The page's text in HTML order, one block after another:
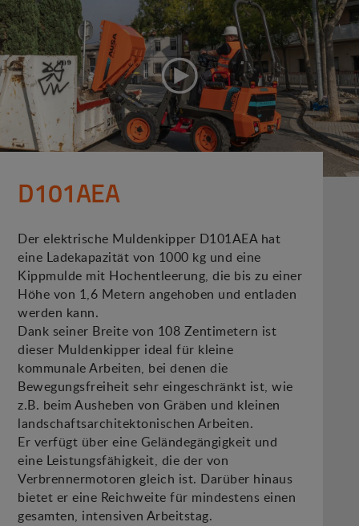
D101AEA
Der elektrische Muldenkipper D101AEA hat
eine Ladekapazität von 1000 kg und eine
Kippmulde mit Hochentleerung, die bis zu einer
Höhe von 1,6 Metern angehoben und entladen
werden kann.
Dank seiner Breite von 108 Zentimetern ist
dieser Muldenkipper ideal für kleine
kommunale Arbeiten, bei denen die
Bewegungsfreiheit sehr eingeschränkt ist, wie
z.B. beim Ausheben von Gräben und kleinen
landschaftsarchitektonischen Arbeiten.
Er verfügt über eine Geländegängigkeit und
eine Leistungsfähigkeit, die der von
Verbrennermotoren gleich ist. Darüber hinaus
bietet er eine Reichweite für mindestens einen
gesamten, intensiven Arbeitstag.